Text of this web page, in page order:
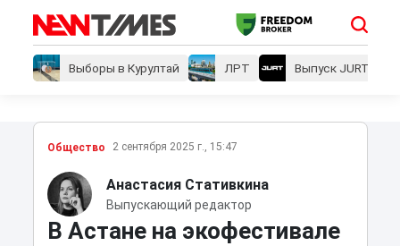
Выборы в Курултай ЛРТ Выпуск JURT
Общество 2 сентября 2025 г., 15:47
Анастасия Стативкина
Выпускающий редактор
В Астане на экофестивале